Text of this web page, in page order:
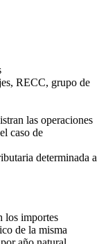
RECC, grupo de
las operaciones
caso de
determinada a
los importes
de la misma